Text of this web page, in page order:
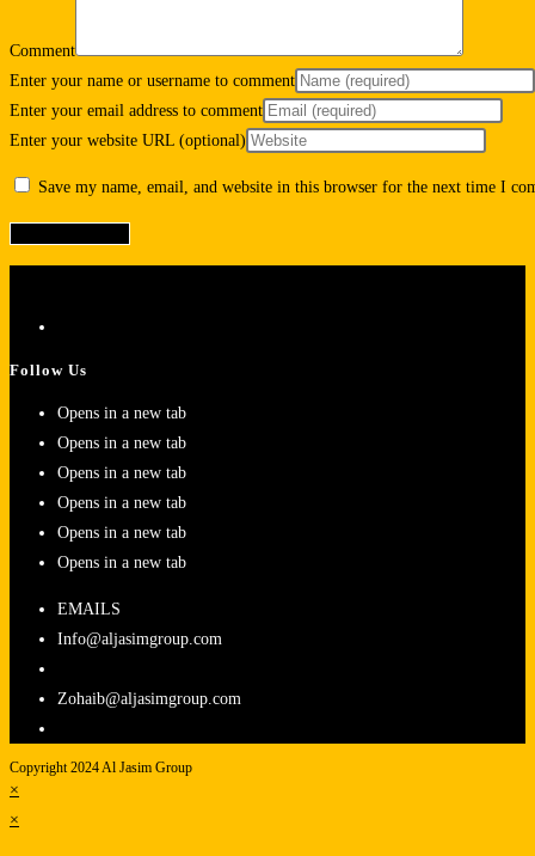
Comment
Enter your name or username to comment
Enter your email address to comment
Enter your website URL (optional)
Save my name, email, and website in this browser for the next time I
Follow Us
Opens in a new tab
Opens in a new tab
Opens in a new tab
Opens in a new tab
Opens in a new tab
Opens in a new tab
EMAILS
Info@aljasimgroup.com
Zohaib@aljasimgroup.com
Copyright 2024 Al Jasim Group
×
×